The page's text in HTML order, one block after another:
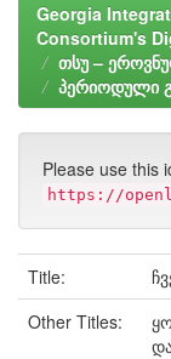
Georgia
Consortium's
თსუ –
პერიოდული
Please use this
https://
Title:
Other Titles: